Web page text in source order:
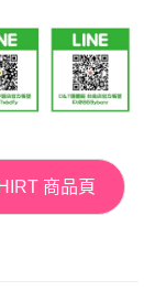
商品頁